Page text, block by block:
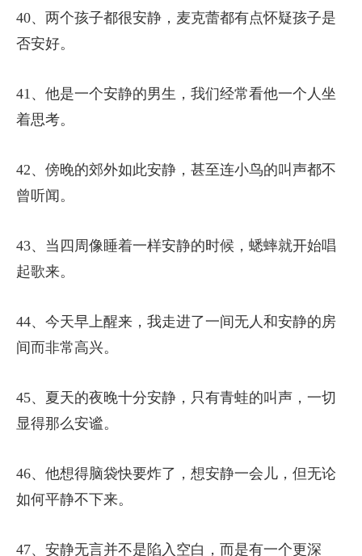
40、两个孩子都很安静，麦克蕾都有点怀疑孩子是
否安好。
41、他是一个安静的男生，我们经常看他一个人坐
着思考。
42、傍晚的郊外如此安静，甚至连小鸟的叫声都不
曾听闻。
43、当四周像睡着一样安静的时候，蟋蟀就开始唱
起歌来。
44、今天早上醒来，我走进了一间无人和安静的房
间而非常高兴。
45、夏天的夜晚十分安静，只有青蛙的叫声，一切
显得那么安谧。
46、他想得脑袋快要炸了，想安静一会儿，但无论
如何平静不下来。
47、安静无言并不是陷入空白，而是有一个更深